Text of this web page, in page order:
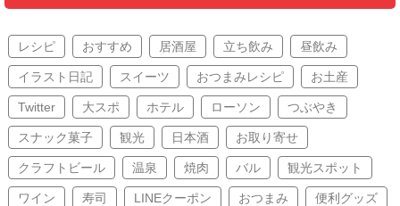
レシピ おすすめ 居酒屋 立ち飲み 昼飲み
イラスト日記 スイーツ おつまみレシピ お土産
Twitter 大スポ ホテル ローソン つぶやき
スナック菓子 観光 日本酒 お取り寄せ
クラフトビール 温泉 焼肉 バル 観光スポット
ワイン 寿司 LINEクーポン おつまみ 便利グッズ